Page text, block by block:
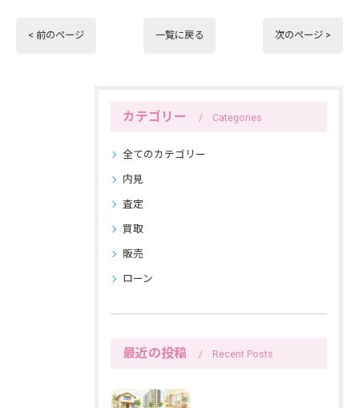
< 前のページ 一覧に戻る 次のページ >
カテゴリー Categories
全てのカテゴリー
内見
査定
買取
販売
ローン
最近の投稿 Recent Posts